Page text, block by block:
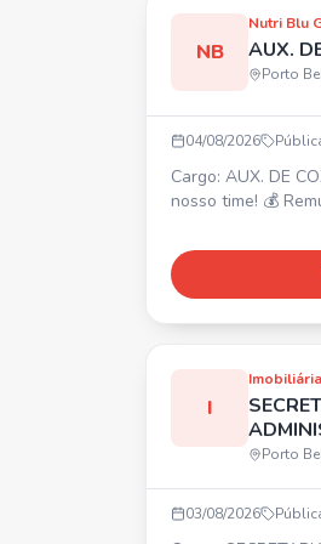
de desconto em
Prêmio por
Requisito: Nã
NB
Nutri Blu
AUX.
Porto
04/08/2026
Cargo: AUX. DE COZINHA Venha
nosso time! 💰
alimentação. 🎁
farmácia, seguro
REQUISITOS:
na área.
I
Imobiliária
Porto
03/08/2026